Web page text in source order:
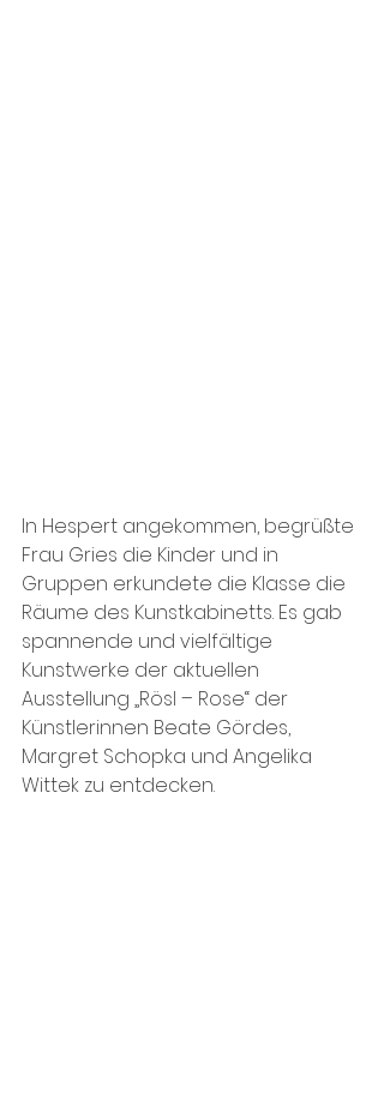
In Hespert angekommen, begrüßte
Frau Gries die Kinder und in
Gruppen erkundete die Klasse die
Räume des Kunstkabinetts. Es gab
spannende und vielfältige
Kunstwerke der aktuellen
Ausstellung „Rösl – Rose“ der
Künstlerinnen Beate Gördes,
Margret Schopka und Angelika
Wittek zu entdecken.